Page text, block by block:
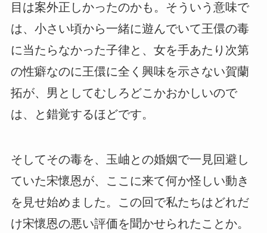
目は案外正しかったのかも。そういう意味で
は、小さい頃から一緒に遊んでいて王儇の毒
に当たらなかった子律と、女を手あたり次第
の性癖なのに王儇に全く興味を示さない賀蘭
拓が、男としてむしろどこかおかしいので
は、と錯覚するほどです。
そしてその毒を、玉岫との婚姻で一見回避し
ていた宋懷恩が、ここに来て何か怪しい動き
を見せ始めました。この回で私たちはどれだ
け宋懷恩の悪い評価を聞かせられたことか。